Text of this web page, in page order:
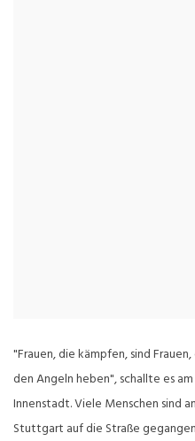
"Frauen, die kämpfen, sind
den Angeln heben", schallte es
Innenstadt. Viele Menschen sind
Stuttgart auf die Straße